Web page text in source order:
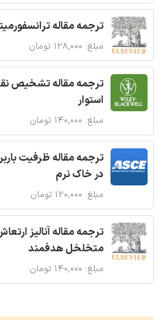
ترجمه مقاله
مبلغ: ۱۲۸,۰۰۰ تومان
ترجمه مقاله تشخیص
استوار
مبلغ: ۱۴۰,۰۰۰ تومان
ترجمه مقاله ظرفیت
در خاک نرم
مبلغ: ۱۲۰,۰۰۰ تومان
ترجمه مقاله آنالیز
متخلخل هدفمند
مبلغ: ۱۴۰,۰۰۰ تومان